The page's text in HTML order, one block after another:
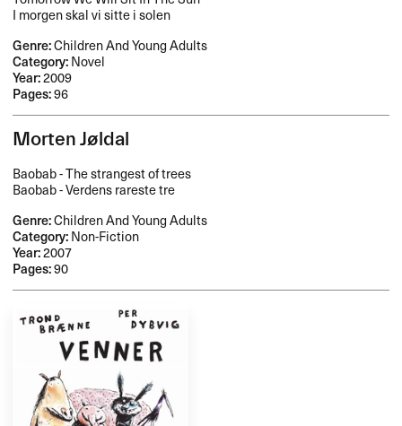
I morgen skal vi sitte i solen
Genre:Children And Young Adults
Category:Novel
Year:2009
Pages:96
Morten Jøldal
Baobab - The strangest of trees
Baobab - Verdens rareste tre
Genre:Children And Young Adults
Category:Non-Fiction
Year:2007
Pages:90